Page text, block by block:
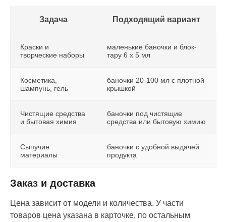
Задача Подходящий вариант
Краски и
творческие наборы
маленькие баночки и блок-
тару 6 x 5 мл
Косметика,
шампунь, гель
баночки 20-100 мл с плотной
крышкой
Чистящие средства
и бытовая химия
баночки под чистящие
средства или бытовую химию
Сыпучие
материалы
баночки с удобной выдачей
продукта
Заказ и доставка
Цена зависит от модели и количества. У части
товаров цена указана в карточке, по остальным